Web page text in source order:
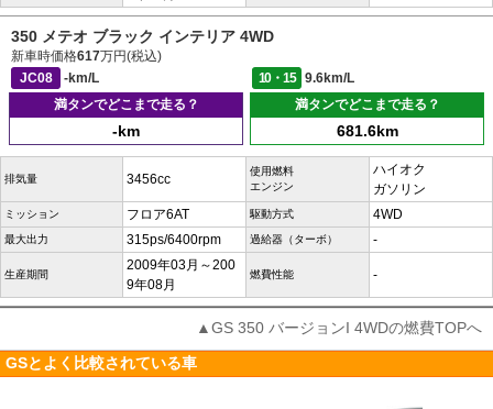
350 メテオ ブラック インテリア 4WD
新車時価格617万円(税込)
JC08
-km/L 10・15
9.6km/L
満タンでどこまで走る？
-km
満タンでどこまで走る？
681.6km
排気量 3456cc
使用燃料
エンジン
ハイオク
ガソリン
ミッション フロア6AT 駆動方式 4WD
最大出力 315ps/6400rpm 過給器（ターボ） -
生産期間
2009年03月～200
9年08月
燃費性能 -
▲GS 350 バージョンI 4WDの燃費TOPへ
GSとよく比較されている車